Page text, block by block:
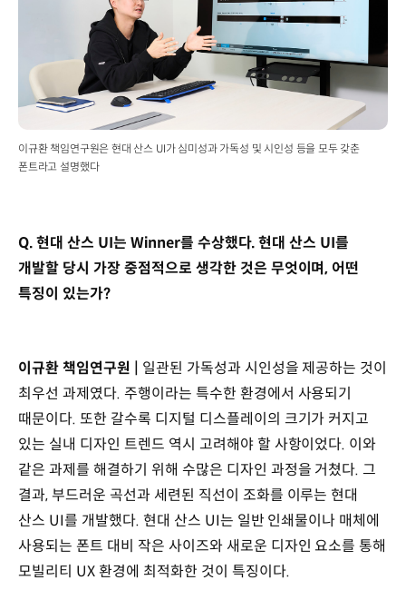
이규환 책임연구원은 현대 산스 UI가 심미성과 가독성 및 시인성 등을 모두 갖춘
폰트라고 설명했다
Q. 현대 산스 UI는 Winner를 수상했다. 현대 산스 UI를
개발할 당시 가장 중점적으로 생각한 것은 무엇이며, 어떤
특징이 있는가?
이규환 책임연구원 | 일관된 가독성과 시인성을 제공하는 것이
최우선 과제였다. 주행이라는 특수한 환경에서 사용되기
때문이다. 또한 갈수록 디지털 디스플레이의 크기가 커지고
있는 실내 디자인 트렌드 역시 고려해야 할 사항이었다. 이와
같은 과제를 해결하기 위해 수많은 디자인 과정을 거쳤다. 그
결과, 부드러운 곡선과 세련된 직선이 조화를 이루는 현대
산스 UI를 개발했다. 현대 산스 UI는 일반 인쇄물이나 매체에
사용되는 폰트 대비 작은 사이즈와 새로운 디자인 요소를 통해
모빌리티 UX 환경에 최적화한 것이 특징이다.